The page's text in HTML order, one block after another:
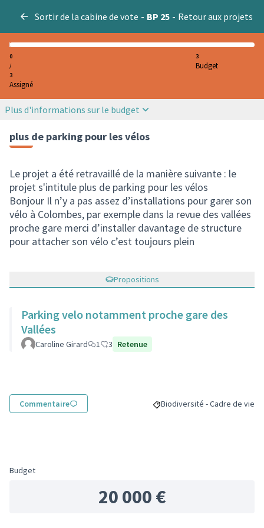
Sortir de la cabine de vote - BP 25 - Retour aux projets
0
/
3
Assigné
3
Budget
Plus d'informations sur le budget
plus de parking pour les vélos
Le projet a été retravaillé de la manière suivante : le
projet s'intitule plus de parking pour les vélos
Bonjour Il n’y a pas assez d’installations pour garer son
vélo à Colombes, par exemple dans la revue des vallées
proche gare merci d’installer davantage de structure
pour attacher son vélo c’est toujours plein
Propositions
Parking velo notamment proche gare des
Vallées
Caroline Girard 1 3 Retenue
Commentaire Filtrer les résultats pour le
Biodiversité - Cadre de vie
Budget
20 000 €